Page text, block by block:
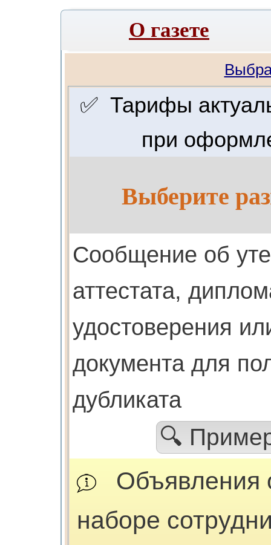
О газете
✅ Тарифы
при
Выберите
Cообщение об
аттестата,
удостоверения
документа для
дубликата
🔍
Объявления
наборе